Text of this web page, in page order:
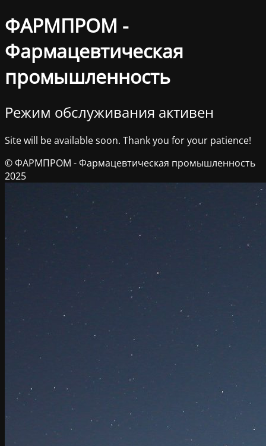
ФАРМПРОМ -
Фармацевтическая
промышленность
Режим обслуживания активен
Site will be available soon. Thank you for your patience!
© ФАРМПРОМ - Фармацевтическая промышленность
2025